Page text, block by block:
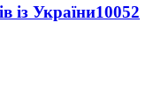
із України10052